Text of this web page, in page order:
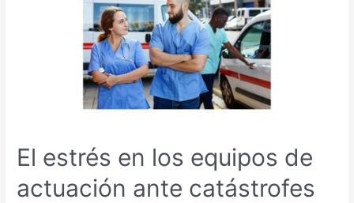
El estrés en los equipos de
actuación ante catástrofes